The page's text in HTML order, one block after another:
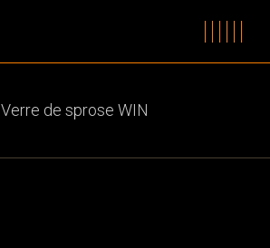
Verre de sprose WIN